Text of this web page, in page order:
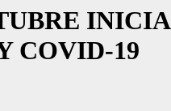
COVID-19